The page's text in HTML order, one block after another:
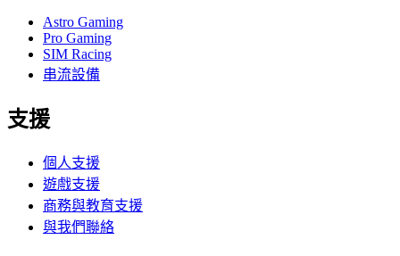
Astro Gaming
Pro Gaming
SIM Racing
串流設備
支援
個人支援
遊戲支援
商務與教育支援
與我們聯絡